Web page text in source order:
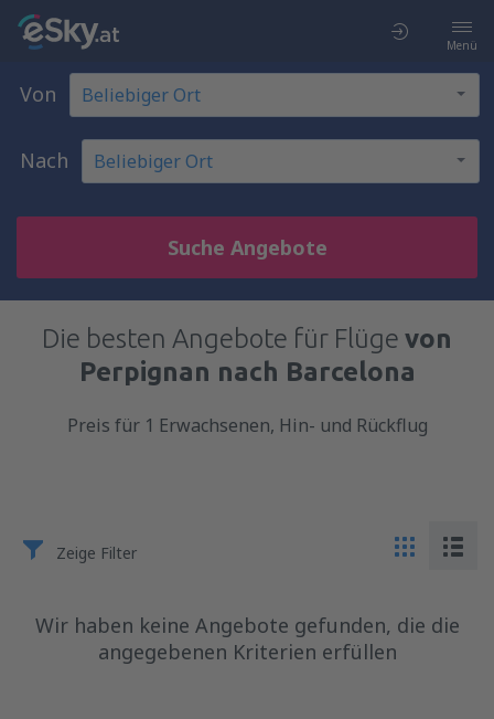
Menü
Von
Nach
Suche Angebote
Die besten Angebote für Flüge von
Perpignan nach Barcelona
Preis für 1 Erwachsenen, Hin- und Rückflug
Zeige Filter
Wir haben keine Angebote gefunden, die die
angegebenen Kriterien erfüllen